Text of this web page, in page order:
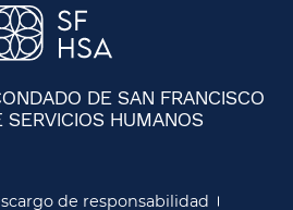
DE SAN FRANCISCO
SERVICIOS HUMANOS
de responsabilidad​​